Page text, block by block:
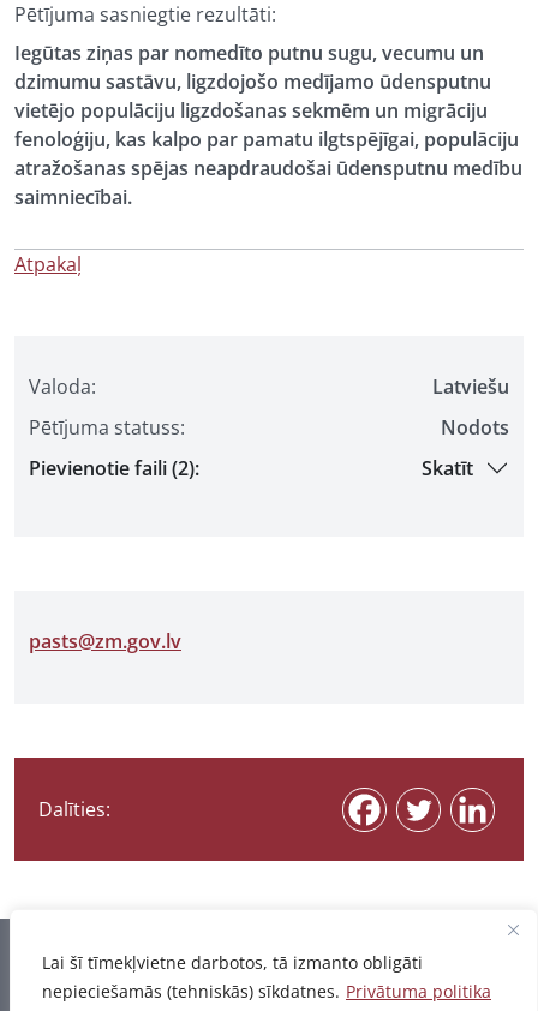
Lai šī tīmekļvietne darbotos, tā izmanto obligāti
nepieciešamās (tehniskās) sīkdatnes. Privātuma politika
Valoda:
Latviešu
Pētījuma statuss:
Nodots
Pievienotie faili (2):
Skatīt
pasts@zm.gov.lv
Dalīties:
Pētījuma sasniegtie rezultāti:
Iegūtas ziņas par nomedīto putnu sugu, vecumu un
dzimumu sastāvu, ligzdojošo medījamo ūdensputnu
vietējo populāciju ligzdošanas sekmēm un migrāciju
fenoloģiju, kas kalpo par pamatu ilgtspējīgai, populāciju
atražošanas spējas neapdraudošai ūdensputnu medību
saimniecībai.
Atpakaļ
Informācija pēdējo reizi atjaunota 07.08.2026